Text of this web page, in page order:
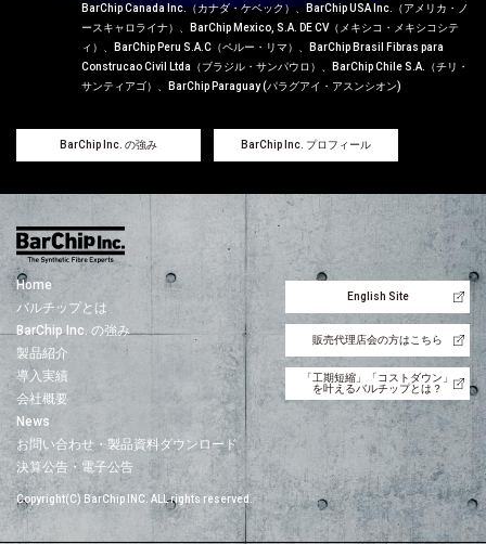
BarChip Canada Inc.（カナダ・ケベック）、BarChip USA Inc.（アメリカ・ノ
ースキャロライナ）、BarChip Mexico, S.A. DE CV（メキシコ・メキシコシテ
ィ）、BarChip Peru S.A.C（ペルー・リマ）、BarChip Brasil Fibras para
Construcao Civil Ltda（ブラジル・サンパウロ）、BarChip Chile S.A.（チリ・
サンティアゴ）、BarChip Paraguay (パラグアイ・アスンシオン)
BarChip Inc. の強み BarChip Inc. プロフィール
Home
バルチップとは
BarChip Inc. の強み
製品紹介
導入実績
会社概要
News
お問い合わせ・製品資料ダウンロード
決算公告・電子公告
Copyright(C) BarChip INC. ALL rights reserved.
English Site
販売代理店会の方はこちら
「工期短縮」「コストダウン」
を叶えるバルチップとは？